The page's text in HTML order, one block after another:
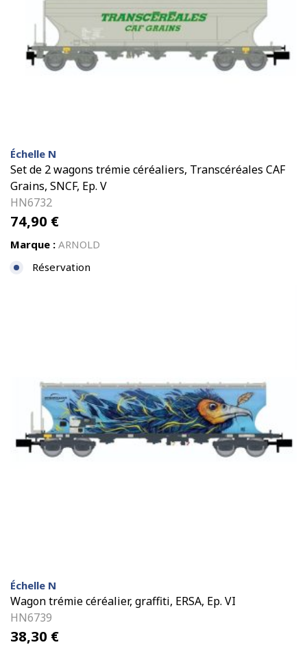
Échelle N
Set de 2 wagons trémie céréaliers, Transcéréales CAF
Grains, SNCF, Ep. V
HN6732
74,90 €
Marque : ARNOLD
Réservation
Échelle N
Wagon trémie céréalier, graffiti, ERSA, Ep. VI
HN6739
38,30 €